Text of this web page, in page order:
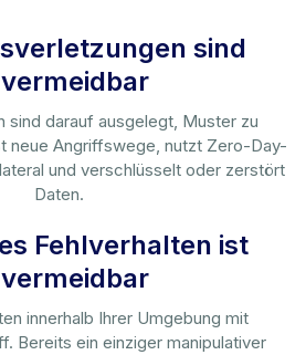
sind
sind darauf ausgelegt, Muster zu
neue Angriffswege, nutzt Zero-Day-
und verschlüsselt oder zerstört
Daten.
Fehlverhalten ist
innerhalb Ihrer Umgebung mit
Bereits ein einziger manipulativer